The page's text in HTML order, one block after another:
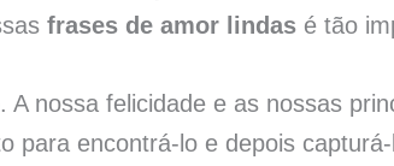
frases de amor lindas é tão
A nossa felicidade e as nossas
para encontrá-lo e depois